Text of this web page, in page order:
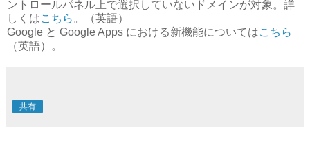
ントロールパネル上で選択していないドメインが対象。詳
しくはこちら 。（英語）
Google と Google Apps における新機能についてはこちら
（英語）。
共有